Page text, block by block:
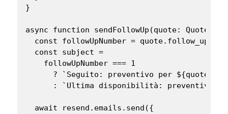
}
async function sendFollowUp(quote: Quote):
const followUpNumber =
  const subject =
    followUpNumber === 1
? `Seguito: preventivo per
: `Ultima disponibilità: preventivo
  await resend.emails.send({